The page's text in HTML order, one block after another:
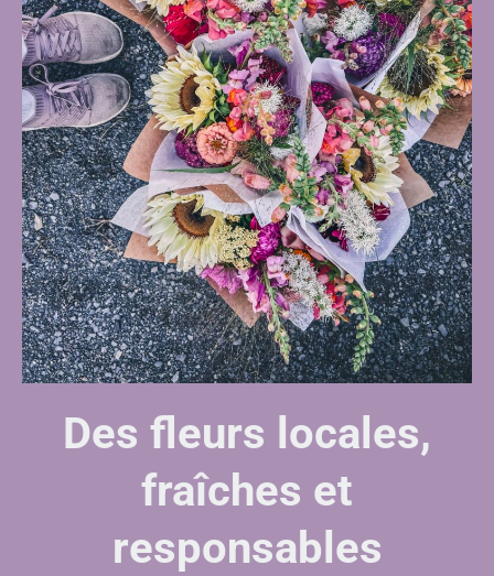
Des fleurs locales,
fraîches et
responsables